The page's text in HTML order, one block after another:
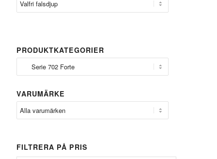
PRODUKTKATEGORIER
VARUMÄRKE
FILTRERA PÅ PRIS